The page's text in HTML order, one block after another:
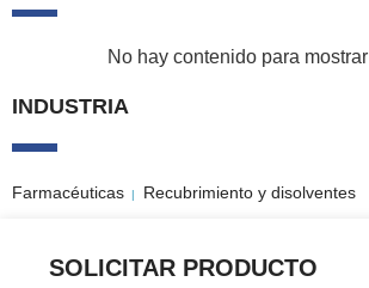
No hay contenido para mostrar
INDUSTRIA
Farmacéuticas | Recubrimiento y disolventes
SOLICITAR PRODUCTO